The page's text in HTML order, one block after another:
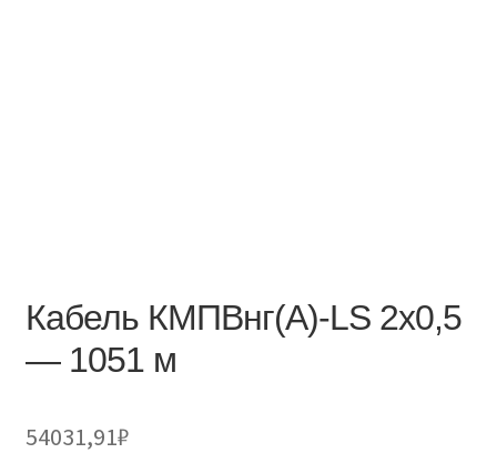
Кабель КМПВнг(А)-LS 2х0,5
— 1051 м
54031,91₽